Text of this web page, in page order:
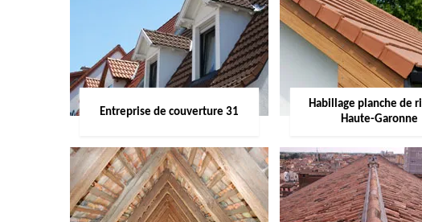
Entreprise de couverture 31
Habillage planche de
Haute-Garonne